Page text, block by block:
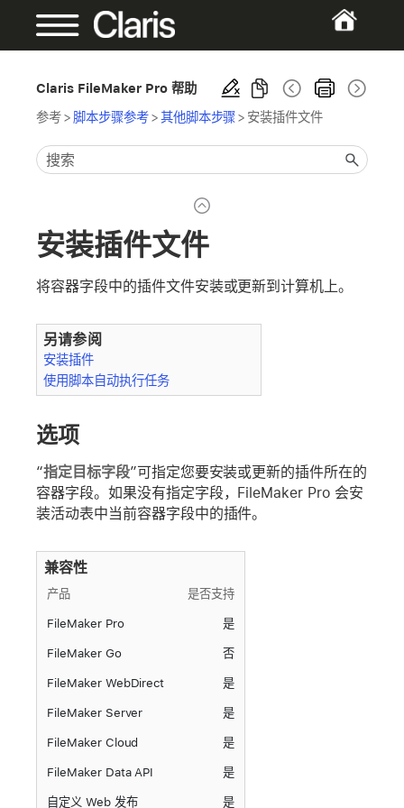
Claris FileMaker Pro 帮助
参考> 脚本步骤参考>其他脚本步骤> 安装插件文件
安装插件文件
将容器字段中的插件文件安装或更新到计算机上。
另请参阅
安装插件
使用脚本自动执行任务
选项
“指定目标字段”可指定您要安装或更新的插件所在的
容器字段。如果没有指定字段，FileMaker Pro 会安
装活动表中当前容器字段中的插件。
兼容性
产品 是否支持
FileMaker Pro 是
FileMaker Go 否
FileMaker WebDirect 是
FileMaker Server 是
FileMaker Cloud 是
FileMaker Data API 是
自定义 Web 发布 是